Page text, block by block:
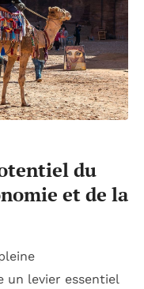
du
et de la
levier essentiel